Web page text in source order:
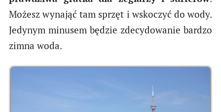
Możesz wynająć tam sprzęt i wskoczyć do wody.
Jedynym minusem będzie zdecydowanie bardzo
zimna woda.